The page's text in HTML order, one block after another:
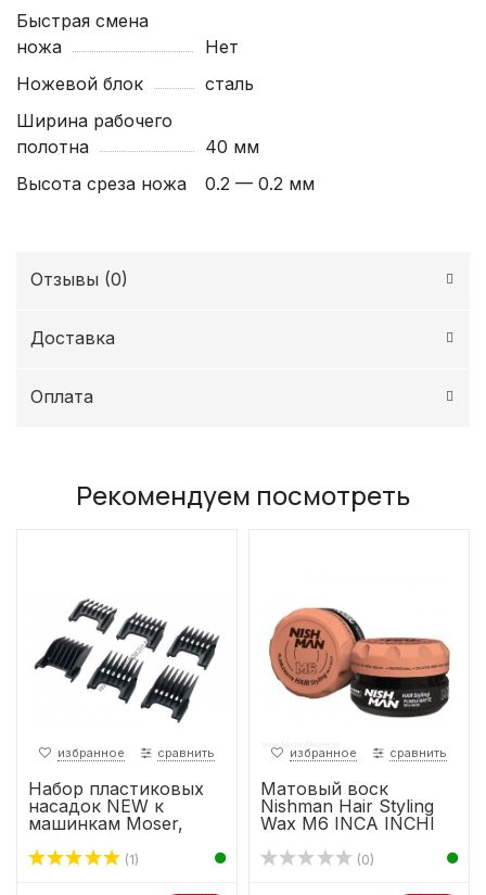
Быстрая смена
ножа
Нет
Ножевой блок
сталь
Ширина рабочего
полотна
40 мм
Высота среза ножа
0.2 — 0.2 мм
Отзывы (0)
Доставка
Оплата
Рекомендуем посмотреть
избранное сравнить
Набор пластиковых
насадок NEW к
машинкам Moser,
(1)
избранное сравнить
Матовый воск
Nishman Hair Styling
Wax M6 INCA INCHI
(0)